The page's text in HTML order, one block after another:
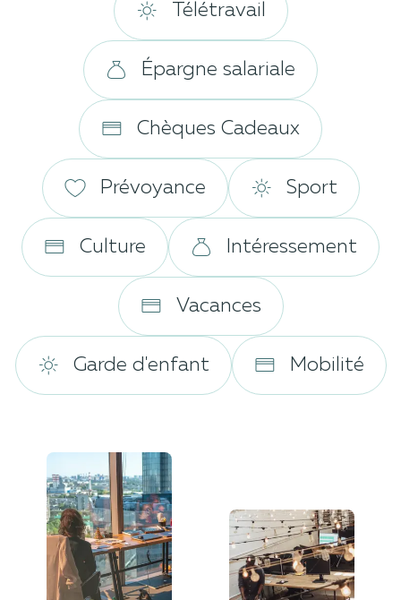
Télétravail
Épargne salariale
Chèques Cadeaux
Prévoyance Sport
Culture Intéressement
Vacances
Garde d'enfant Mobilité